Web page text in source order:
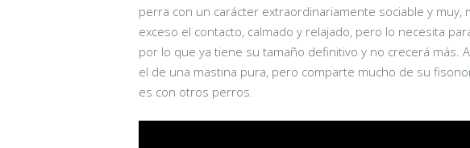
perra con un carácter extraordinariamente sociable y muy,
exceso el contacto, calmado y relajado, pero lo necesita
por lo que ya tiene su tamaño definitivo y no crecerá más.
el de una mastina pura, pero comparte mucho de su
es con otros perros.